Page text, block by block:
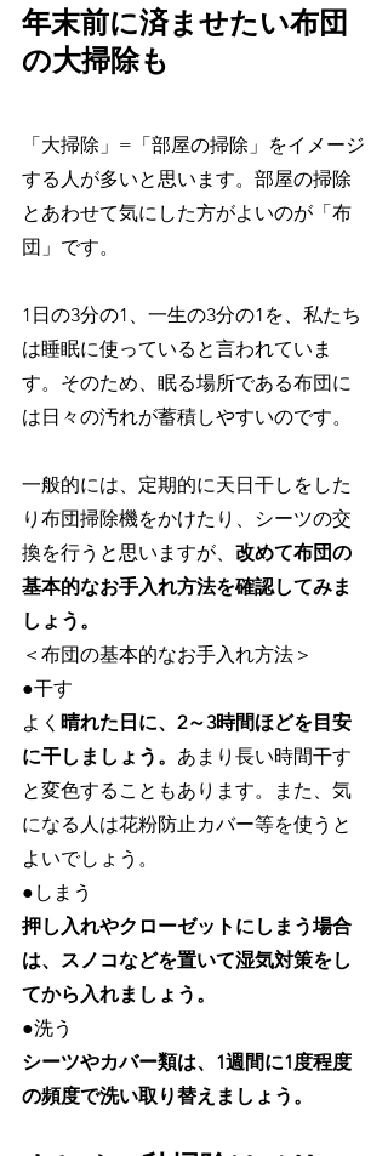
年末前に済ませたい布団
の大掃除も
「大掃除」=「部屋の掃除」をイメージ
する人が多いと思います。部屋の掃除
とあわせて気にした方がよいのが「布
団」です。
1日の3分の1、一生の3分の1を、私たち
は睡眠に使っていると言われていま
す。そのため、眠る場所である布団に
は日々の汚れが蓄積しやすいのです。
一般的には、定期的に天日干しをした
り布団掃除機をかけたり、シーツの交
換を行うと思いますが、 改めて布団の
基本的なお手入れ方法を確認してみま
しょう。
＜布団の基本的なお手入れ方法＞
●干す
よく 晴れた日に、2～3時間ほどを目安
に干しましょう。 あまり長い時間干す
と変色することもあります。また、気
になる人は花粉防止カバー等を使うと
よいでしょう。
●しまう
押し入れやクローゼットにしまう場合
は、スノコなどを置いて湿気対策をし
てから入れましょう。
●洗う
シーツやカバー類は、1週間に1度程度
の頻度で洗い取り替えましょう。